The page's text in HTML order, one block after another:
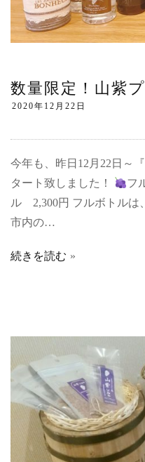
数量限定！山紫
今年も、昨日12月22日～
タート致しました！
フ
ル 2,300円 フルボトルは
市内の…
続きを読む